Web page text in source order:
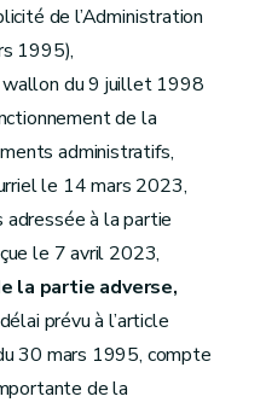
de l’Administration
1995),
wallon du 9 juillet 1998
de la
administratifs,
le 14 mars 2023,
adressée à la partie
le 7 avril 2023,
la partie adverse,
prévu à l’article
30 mars 1995, compte
de la